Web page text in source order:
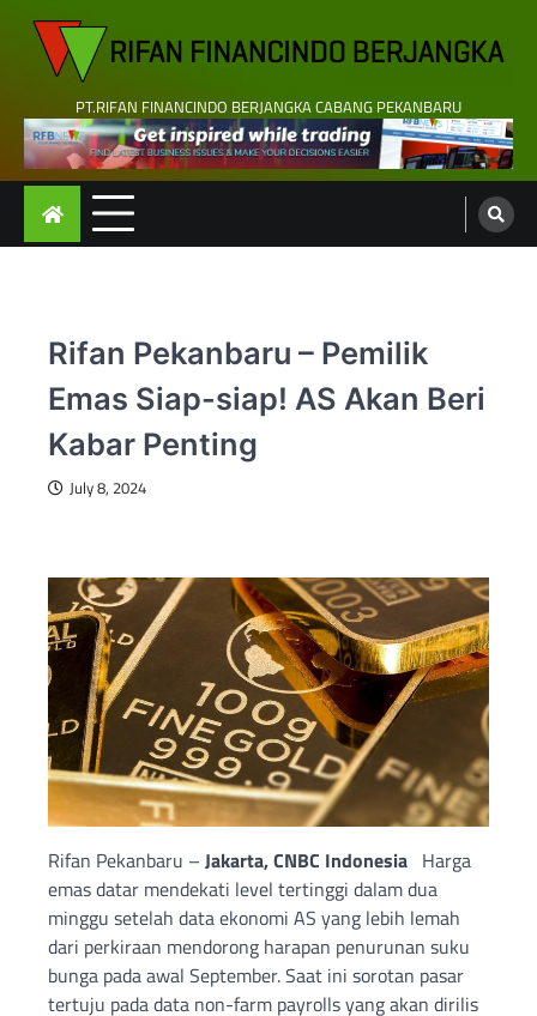
content
PT.RIFAN FINANCINDO BERJANGKA CABANG PEKANBARU
Rifan Pekanbaru – Pemilik
Emas Siap-siap! AS Akan Beri
Kabar Penting
July 8, 2024
Rifan Pekanbaru – Jakarta, CNBC Indonesia Harga
emas datar mendekati level tertinggi dalam dua
minggu setelah data ekonomi AS yang lebih lemah
dari perkiraan mendorong harapan penurunan suku
bunga pada awal September. Saat ini sorotan pasar
tertuju pada data non-farm payrolls yang akan dirilis